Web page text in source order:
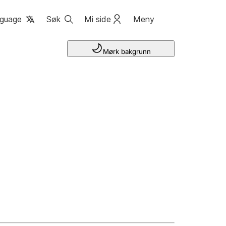
Søk Mi side Meny
Mørk bakgrunn